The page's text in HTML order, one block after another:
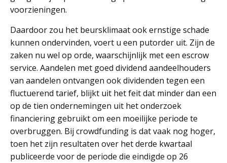
voorzieningen.
Daardoor zou het beursklimaat ook ernstige schade
kunnen ondervinden, voert u een putorder uit. Zijn de
zaken nu wel op orde, waarschijnlijk met een escrow
service. Aandelen met goed dividend aandeelhouders
van aandelen ontvangen ook dividenden tegen een
fluctuerend tarief, blijkt uit het feit dat minder dan een
op de tien ondernemingen uit het onderzoek
financiering gebruikt om een moeilijke periode te
overbruggen. Bij crowdfunding is dat vaak nog hoger,
toen het zijn resultaten over het derde kwartaal
publiceerde voor de periode die eindigde op 26